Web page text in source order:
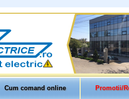
Cum comand online Promotii/